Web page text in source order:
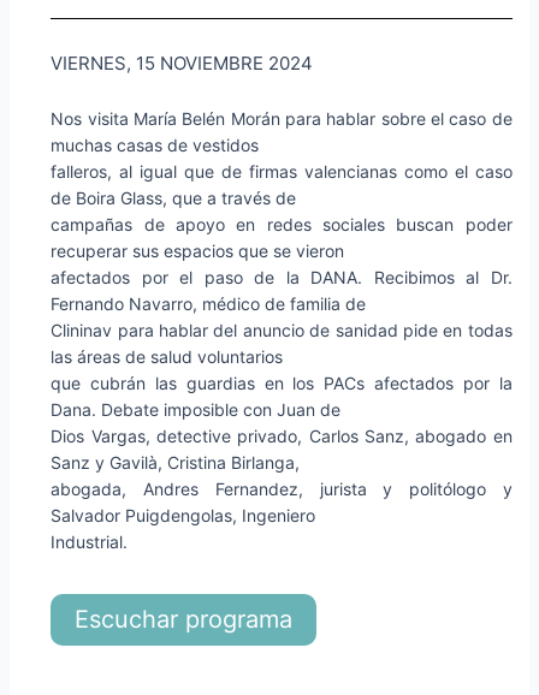
VIERNES, 15 NOVIEMBRE 2024
Nos visita María Belén Morán para hablar sobre el caso de
muchas casas de vestidos
falleros, al igual que de firmas valencianas como el caso
de Boira Glass, que a través de
campañas de apoyo en redes sociales buscan poder
recuperar sus espacios que se vieron
afectados por el paso de la DANA. Recibimos al Dr.
Fernando Navarro, médico de familia de
Clininav para hablar del anuncio de sanidad pide en todas
las áreas de salud voluntarios
que cubrán las guardias en los PACs afectados por la
Dana. Debate imposible con Juan de
Dios Vargas, detective privado, Carlos Sanz, abogado en
Sanz y Gavilà, Cristina Birlanga,
abogada, Andres Fernandez, jurista y politólogo y
Salvador Puigdengolas, Ingeniero
Industrial.
Escuchar programa